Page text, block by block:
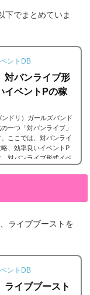
下でまとめていま
ントDB
対バンライブ形
イベントPの稼
ドリ）ガールズバンド
一つ「対バンライブ」
ここでは、対バンライ
、効率良いイベントP
対バンライブ形式イベ
リーマーの方とマッチ
ライブブーストを
ントDB
ライブブースト